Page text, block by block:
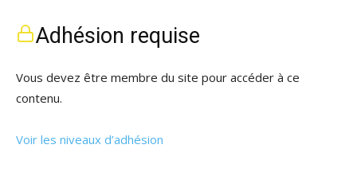
Adhésion requise
Vous devez être membre du site pour accéder à ce
contenu.
Voir les niveaux d’adhésion